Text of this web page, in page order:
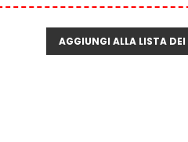
AGGIUNGI ALLA LISTA DEI